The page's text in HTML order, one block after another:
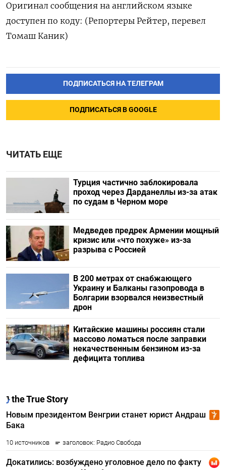
Оригинал сообщения на английском языке
доступен по коду: (Репортеры Рейтер, перевел
Томаш Каник)
ПОДПИСАТЬСЯ НА ТЕЛЕГРАМ
ПОДПИСАТЬСЯ В GOOGLE
ЧИТАТЬ ЕЩЕ
Турция частично заблокировала
проход через Дарданеллы из-за атак
по судам в Черном море
Медведев предрек Армении мощный
кризис или «что похуже» из-за
разрыва с Россией
В 200 метрах от снабжающего
Украину и Балканы газопровода в
Болгарии взорвался неизвестный
дрон
Китайские машины россиян стали
массово ломаться после заправки
некачественным бензином из-за
дефицита топлива